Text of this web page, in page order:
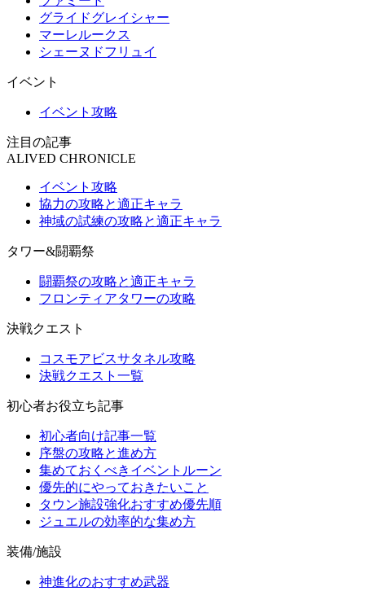
グライドグレイシャー
マーレルークス
シェーヌドフリュイ
イベント
イベント攻略
注目の記事
ALIVED CHRONICLE
イベント攻略
協力の攻略と適正キャラ
神域の試練の攻略と適正キャラ
タワー&闘覇祭
闘覇祭の攻略と適正キャラ
フロンティアタワーの攻略
決戦クエスト
コスモアビスサタネル攻略
決戦クエスト一覧
初心者お役立ち記事
初心者向け記事一覧
序盤の攻略と進め方
集めておくべきイベントルーン
優先的にやっておきたいこと
タウン施設強化おすすめ優先順
ジュエルの効率的な集め方
装備/施設
神進化のおすすめ武器